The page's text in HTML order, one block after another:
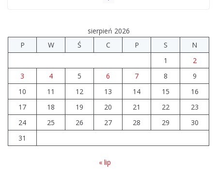
sierpień 2026
P
W Ś C P S
N
1
2
3
4 5 6 7 8
9
10
11 12 13 14 15
16
17
18 19 20 21 22
23
24
25 26 27 28 29
30
31
« lip